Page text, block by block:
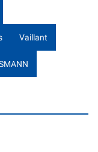
Vaillant